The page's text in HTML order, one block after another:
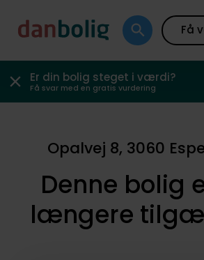
Få
Er din bolig steget i værdi?
Få svar med en gratis vurdering
Opalvej 8, 3060
Denne bolig
længere